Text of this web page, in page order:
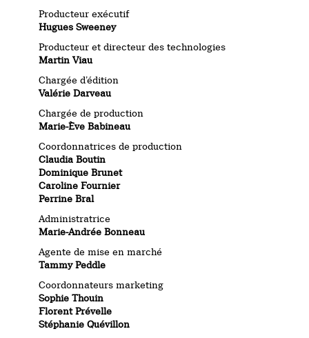
Producteur exécutif
Hugues Sweeney
Producteur et directeur des technologies
Martin Viau
Chargée d’édition
Valérie Darveau
Chargée de production
Marie-Ève Babineau
Coordonnatrices de production
Claudia Boutin
Dominique Brunet
Caroline Fournier
Perrine Bral
Administratrice
Marie-Andrée Bonneau
Agente de mise en marché
Tammy Peddle
Coordonnateurs marketing
Sophie Thouin
Florent Prévelle
Stéphanie Quévillon